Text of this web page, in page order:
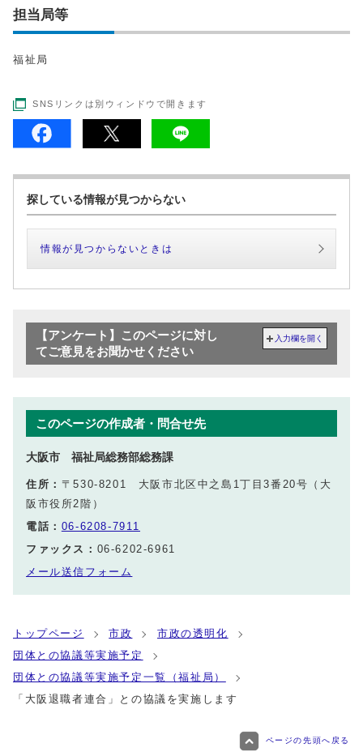
担当局等
福祉局
SNSリンクは別ウィンドウで開きます
探している情報が見つからない
情報が見つからないときは
【アンケート】このページに対し
てご意見をお聞かせください
入力欄を開く
このページの作成者・問合せ先
大阪市 福祉局総務部総務課
住所： 〒530-8201 大阪市北区中之島1丁目3番20号（大
阪市役所2階）
電話： 06-6208-7911
ファックス： 06-6202-6961
メール送信フォーム
トップページ 市政
市政の透明化
団体との協議等実施予定
団体との協議等実施予定一覧（福祉局）
「大阪退職者連合」との協議を実施します
ページの先頭へ戻る